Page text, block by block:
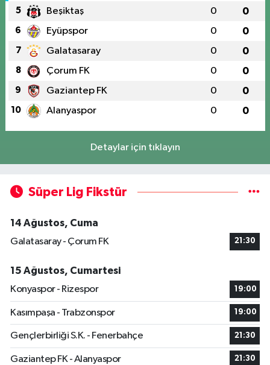
5 Beşiktaş 0 0
6 Eyüpspor 0 0
7 Galatasaray 0 0
8 Çorum FK 0 0
9 Gaziantep FK 0 0
10 Alanyaspor 0 0
Detaylar için tıklayın
Süper Lig Fikstür
14 Ağustos, Cuma
Galatasaray - Çorum FK
21:30
15 Ağustos, Cumartesi
Konyaspor - Rizespor
19:00
Kasımpaşa - Trabzonspor 19:00
Gençlerbirliği S.K. - Fenerbahçe 21:30
Gaziantep FK - Alanyaspor 21:30